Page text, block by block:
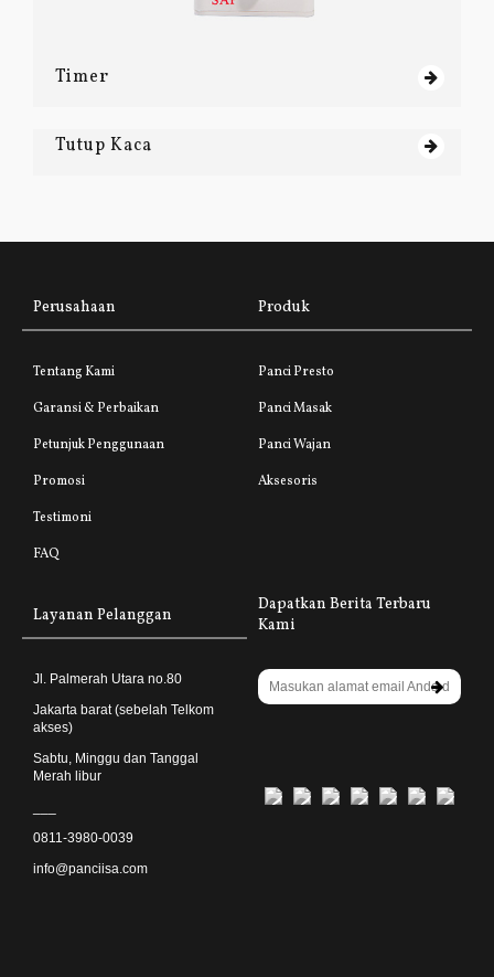
Timer
Tutup Kaca
Perusahaan
Tentang Kami
Garansi & Perbaikan
Petunjuk Penggunaan
Promosi
Testimoni
FAQ
Produk
Panci Presto
Panci Masak
Panci Wajan
Aksesoris
Layanan Pelanggan
Jl. Palmerah Utara no.80
Jakarta barat (sebelah Telkom
akses)
Sabtu, Minggu dan Tanggal
Merah libur
0811-3980-0039
info@panciisa.com
Dapatkan Berita Terbaru
Kami